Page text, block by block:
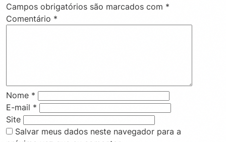
Campos obrigatórios são marcados com *
Comentário *
Nome *
E-mail *
Site
Salvar meus dados neste navegador para a